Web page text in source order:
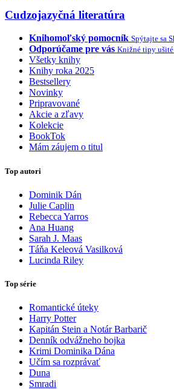
Cudzojazyčná literatúra
Knihomoľský pomocník Spýtajte sa
Odporúčame pre vás Knižné tipy
Všetky knihy
Knihy roka 2025
Bestsellery
Novinky
Pripravované
Akcie a zľavy
Kolekcie
BookTok
Mám záujem o titul
Top autori
Dominik Dán
Julie Caplin
Rebecca Yarros
Ana Huang
Sarah J. Maas
Táňa Keleová Vasilková
Lucinda Riley
Top série
Romantické úteky
Harry Potter
Kapitán Stein a Notár Barbarič
Denník odvážneho bojka
Krimi Dominika Dána
Učím sa rozprávať
Duna
Smradi